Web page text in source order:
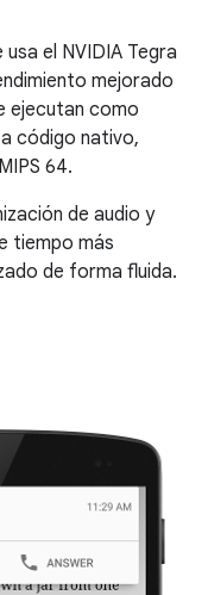
usa el NVIDIA Tegra
mejorado
ejecutan como
código nativo,
64.
de audio y
tiempo más
de forma fluida.